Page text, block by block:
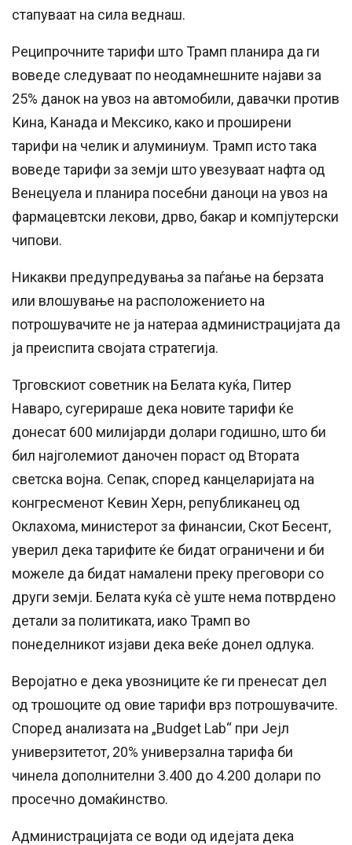
стапуваат на сила веднаш.
Реципрочните тарифи што Трамп планира да ги
воведе следуваат по неодамнешните најави за
25% данок на увоз на автомобили, давачки против
Кина, Канада и Мексико, како и проширени
тарифи на челик и алуминиум. Трамп исто така
воведе тарифи за земји што увезуваат нафта од
Венецуела и планира посебни даноци на увоз на
фармацевтски лекови, дрво, бакар и компјутерски
чипови.
Никакви предупредувања за паѓање на берзата
или влошување на расположението на
потрошувачите не ја натераа администрацијата да
ја преиспита својата стратегија.
Трговскиот советник на Белата куќа, Питер
Наваро, сугерираше дека новите тарифи ќе
донесат 600 милијарди долари годишно, што би
бил најголемиот даночен пораст од Втората
светска војна. Сепак, според канцеларијата на
конгресменот Кевин Херн, републиканец од
Оклахома, министерот за финансии, Скот Бесент,
уверил дека тарифите ќе бидат ограничени и би
можеле да бидат намалени преку преговори со
други земји. Белата куќа сè уште нема потврдено
детали за политиката, иако Трамп во
понеделникот изјави дека веќе донел одлука.
Веројатно е дека увозниците ќе ги пренесат дел
од трошоците од овие тарифи врз потрошувачите.
Според анализата на „Budget Lab“ при Јејл
универзитетот, 20% универзална тарифа би
чинела дополнителни 3.400 до 4.200 долари по
просечно домаќинство.
Администрацијата се води од идејата дека